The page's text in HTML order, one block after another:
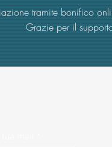
tramite bonifico
Grazie per il